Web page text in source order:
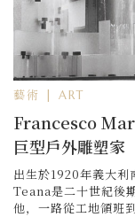
藝術 | ART
Francesco
巨型戶外雕塑家
出生於1920年義大
Teana是二十世紀後
他，一路從工地領班